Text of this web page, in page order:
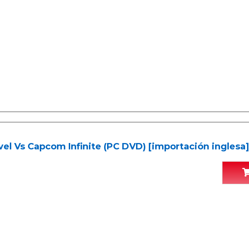
Vs Capcom Infinite (PC DVD) [importación inglesa]